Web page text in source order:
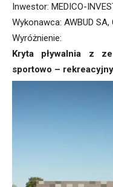
Inwestor: MEDICO-
Wykonawca: AWBUD
Wyróżnienie:
Kryta pływalnia z
sportowo –